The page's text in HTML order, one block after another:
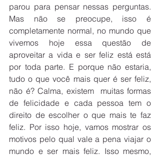
parou para pensar nessas perguntas.
Mas não se preocupe, isso é
completamente normal, no mundo que
vivemos hoje essa questão de
aproveitar a vida e ser feliz está está
por toda parte. E porque não estaria,
tudo o que você mais quer é ser feliz,
não é? Calma, existem  muitas formas
de felicidade e cada pessoa tem o
direito de escolher o que mais te faz
feliz. Por isso hoje, vamos mostrar os
motivos pelo qual vale a pena viajar o
mundo e ser mais feliz. Isso mesmo,